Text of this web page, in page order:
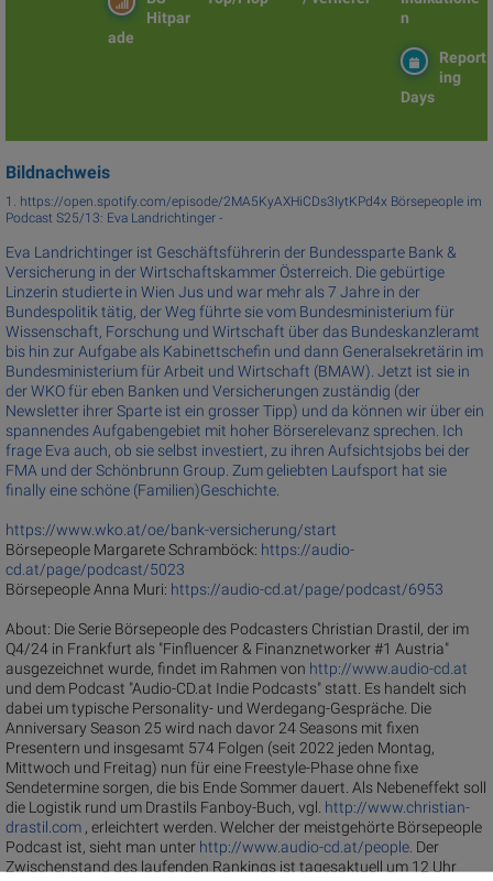
n
Hitpar
ade
Report
ing
Days
Bildnachweis
1. https://open.spotify.com/episode/2MA5KyAXHiCDs3IytKPd4x Börsepeople im
Podcast S25/13: Eva Landrichtinger -
Eva Landrichtinger ist Geschäftsführerin der Bundessparte Bank &
Versicherung in der Wirtschaftskammer Österreich. Die gebürtige
Linzerin studierte in Wien Jus und war mehr als 7 Jahre in der
Bundespolitik tätig, der Weg führte sie vom Bundesministerium für
Wissenschaft, Forschung und Wirtschaft über das Bundeskanzleramt
bis hin zur Aufgabe als Kabinettschefin und dann Generalsekretärin im
Bundesministerium für Arbeit und Wirtschaft (BMAW). Jetzt ist sie in
der WKO für eben Banken und Versicherungen zuständig (der
Newsletter ihrer Sparte ist ein grosser Tipp) und da können wir über ein
spannendes Aufgabengebiet mit hoher Börserelevanz sprechen. Ich
frage Eva auch, ob sie selbst investiert, zu ihren Aufsichtsjobs bei der
FMA und der Schönbrunn Group. Zum geliebten Laufsport hat sie
finally eine schöne (Familien)Geschichte.
https://www.wko.at/oe/bank-versicherung/start
Börsepeople Margarete Schramböck: https://audio-
cd.at/page/podcast/5023
Börsepeople Anna Muri: https://audio-cd.at/page/podcast/6953
About: Die Serie Börsepeople des Podcasters Christian Drastil, der im
Q4/24 in Frankfurt als "Finfluencer & Finanznetworker #1 Austria"
ausgezeichnet wurde, findet im Rahmen von http://www.audio-cd.at
und dem Podcast "Audio-CD.at Indie Podcasts" statt. Es handelt sich
dabei um typische Personality- und Werdegang-Gespräche. Die
Anniversary Season 25 wird nach davor 24 Seasons mit fixen
Presentern und insgesamt 574 Folgen (seit 2022 jeden Montag,
Mittwoch und Freitag) nun für eine Freestyle-Phase ohne fixe
Sendetermine sorgen, die bis Ende Sommer dauert. Als Nebeneffekt soll
die Logistik rund um Drastils Fanboy-Buch, vgl. http://www.christian-
drastil.com , erleichtert werden. Welcher der meistgehörte Börsepeople
Podcast ist, sieht man unter http://www.audio-cd.at/people. Der
Zwischenstand des laufenden Rankings ist tagesaktuell um 12 Uhr